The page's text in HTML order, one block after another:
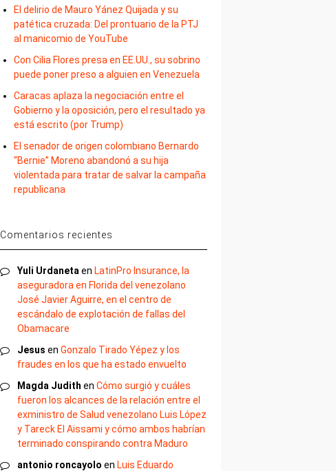
El delirio de Mauro Yánez Quijada y su
patética cruzada: Del prontuario de la PTJ
al manicomio de YouTube
Con Cilia Flores presa en EE.UU., su sobrino
puede poner preso a alguien en Venezuela
Caracas aplaza la negociación entre el
Gobierno y la oposición, pero el resultado ya
está escrito (por Trump)
El senador de origen colombiano Bernardo
“Bernie” Moreno abandonó a su hija
violentada para tratar de salvar la campaña
republicana
Comentarios recientes
Yuli Urdaneta en LatinPro Insurance, la
aseguradora en Florida del venezolano
José Javier Aguirre, en el centro de
escándalo de explotación de fallas del
Obamacare
Jesus enGonzalo Tirado Yépez y los
fraudes en los que ha estado envuelto
Magda Judith enCómo surgió y cuáles
fueron los alcances de la relación entre el
exministro de Salud venezolano Luis López
y Tareck El Aissami y cómo ambos habrían
terminado conspirando contra Maduro
antonio roncayolo en Luis Eduardo